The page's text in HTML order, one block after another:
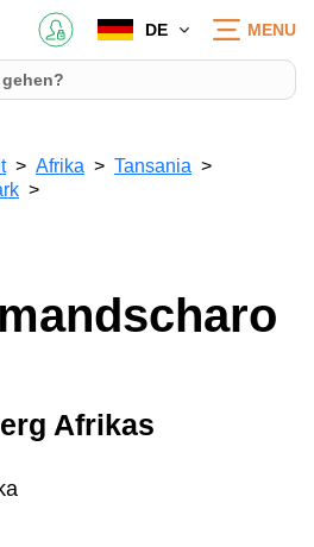
DE MENU
Afrika
Tansania
Afrikas